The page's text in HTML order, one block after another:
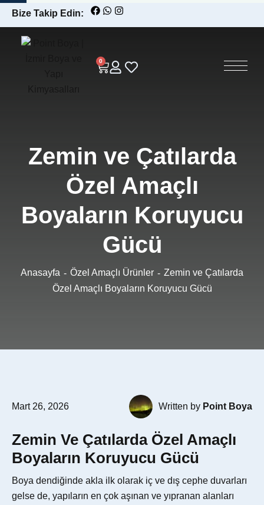
Bize Takip Edin:
0
Zemin ve Çatılarda
Özel Amaçlı
Boyaların Koruyucu
Gücü
Anasayfa Özel Amaçlı Ürünler
Zemin ve Çatılarda
Özel Amaçlı Boyaların Koruyucu Gücü
Mart 26, 2026 Written by Point Boya
Zemin Ve Çatılarda Özel Amaçlı
Boyaların Koruyucu Gücü
Boya dendiğinde akla ilk olarak iç ve dış cephe duvarları
gelse de, yapıların en çok aşınan ve yıpranan alanları